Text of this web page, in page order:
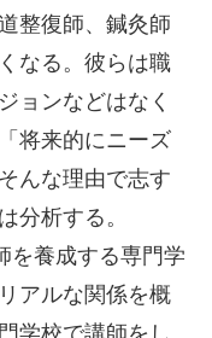
整復師、鍼灸師
なる。彼らは職
ョンなどはなく
将来的にニーズ
んな理由で志す
分析する。
を養成する専門学
アルな関係を概